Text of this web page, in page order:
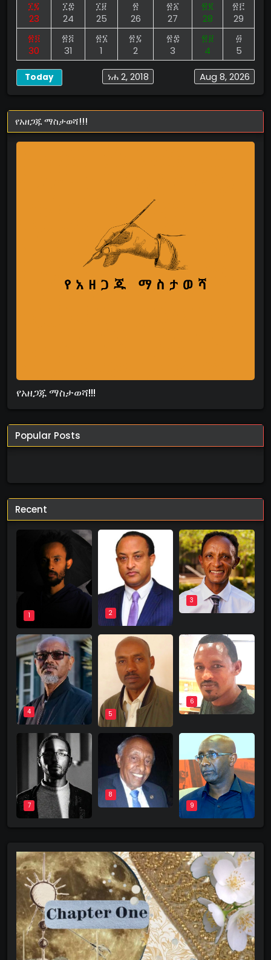
፲፯
23
፲፰
24
፲፱
25
፳
26
፳፩
27
፳፪
28
፳፫
29
፳፬
30
፳፭
31
፳፮
1
፳፯
2
፳፰
3
፳፱
4
፴
5
Aug 8, 2026
ነሐ 2, 2018
Today
የአዘጋጁ ማስታወሻ!!!
የአዘጋጁ ማስታወሻ!!!
Popular Posts
Recent
1 2
3
4 5
6
7
8
9